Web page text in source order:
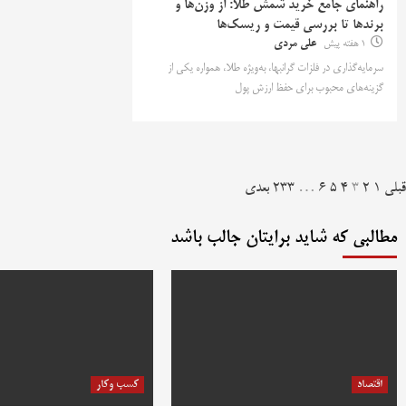
راهنمای جامع خرید شمش طلا: از وزن‌ها و
برندها تا بررسی قیمت و ریسک‌ها
1 هفته پیش علی مردی
سرمایه‌گذاری در فلزات گرانبها، به‌ویژه طلا، همواره یکی از
گزینه‌های محبوب برای حفظ ارزش پول
صفحه‌بندی
قبلی 1
2
3
4
5
6
…
233 بعدی
مطالبی که شاید برایتان جالب باشد
اقتصاد کسب وکار